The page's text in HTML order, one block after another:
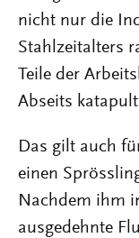
nicht nur die
Stahlzeitalters
Teile der
Abseits
Das gilt auch
einen
Nachdem ihm
ausgedehnte